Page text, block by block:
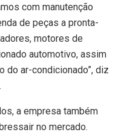
com manutenção
de peças a pronta-
motores de
automotivo, assim
do ar-condicionado”, diz
a empresa também
no mercado.